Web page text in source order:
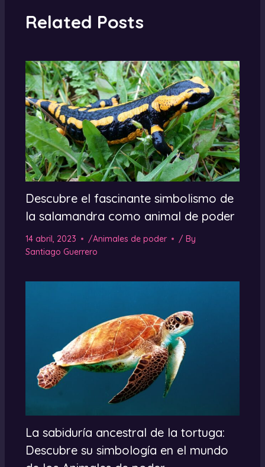
Related Posts
Descubre el fascinante simbolismo de
la salamandra como animal de poder
14 abril, 2023 /Animales de poder
/ By
Santiago Guerrero
La sabiduría ancestral de la tortuga:
Descubre su simbología en el mundo